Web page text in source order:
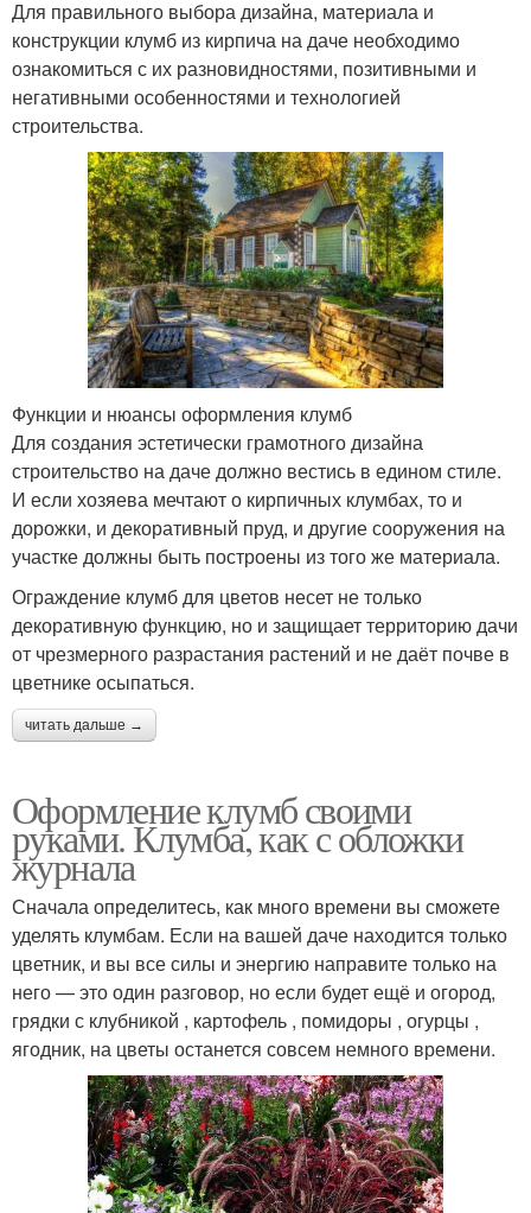
Для правильного выбора дизайна, материала и
конструкции клумб из кирпича на даче необходимо
ознакомиться с их разновидностями, позитивными и
негативными особенностями и технологией
строительства.
Функции и нюансы оформления клумб
Для создания эстетически грамотного дизайна
строительство на даче должно вестись в едином стиле.
И если хозяева мечтают о кирпичных клумбах, то и
дорожки, и декоративный пруд, и другие сооружения на
участке должны быть построены из того же материала.
Ограждение клумб для цветов несет не только
декоративную функцию, но и защищает территорию дачи
от чрезмерного разрастания растений и не даёт почве в
цветнике осыпаться.
читать дальше →
Оформление клумб своими
руками. Клумба, как с обложки
журнала
Сначала определитесь, как много времени вы сможете
уделять клумбам. Если на вашей даче находится только
цветник, и вы все силы и энергию направите только на
него — это один разговор, но если будет ещё и огород,
грядки с клубникой , картофель , помидоры , огурцы ,
ягодник, на цветы останется совсем немного времени.